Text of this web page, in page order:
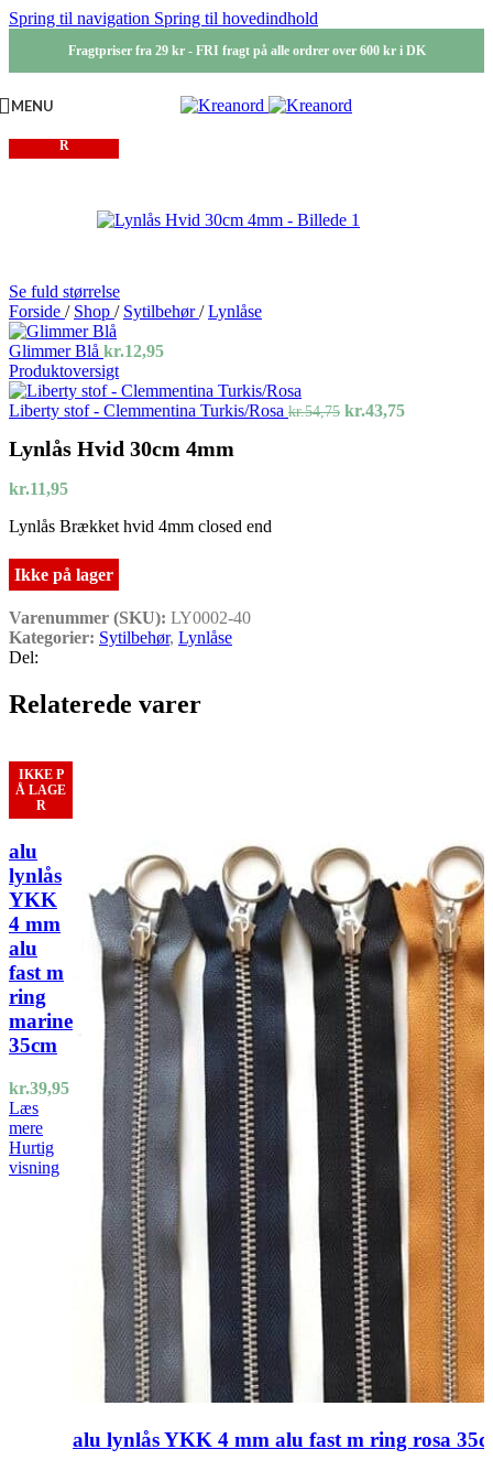
Spring til navigation Spring til hovedindhold
Fragtpriser fra 29 kr - FRI fragt på alle ordrer over 600 kr i DK
MENU
R
Se fuld størrelse
Forside / Shop / Sytilbehør/ Lynlåse
Glimmer Blå kr.12,95
Produktoversigt
Liberty stof - Clemmentina Turkis/Rosa kr.54,75 Den
kr.43,75Den
Lynlås Hvid 30cm 4mm
kr.11,95
Lynlås Brækket hvid 4mm closed end
Ikke på lager
Varenummer (SKU): LY0002-40
Kategorier: Sytilbehør, Lynlåse
Del:
Relaterede varer
IKKE P
Å LAGE
R
alu
lynlås
YKK
4 mm
alu
fast m
ring
marine
35cm
kr.39,95
Læs
mere
Hurtig
visning
alu lynlås YKK 4 mm alu fast m ring rosa